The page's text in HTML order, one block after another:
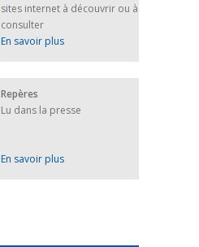
sites internet à découvrir ou à
consulter
En savoir plus
Repères
Lu dans la presse
En savoir plus